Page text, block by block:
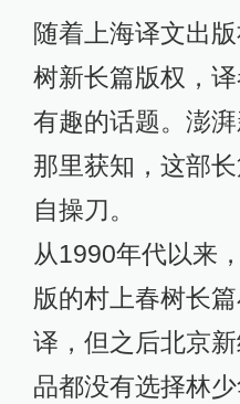
随着上海译文出
树新长篇版权，
有趣的话题。澎
那里获知，这部
自操刀。
从1990年代以来
版的村上春树长
译，但之后北京
品都没有选择林